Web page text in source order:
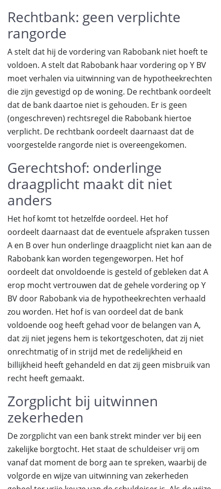
Rechtbank: geen verplichte
rangorde
A stelt dat hij de vordering van Rabobank niet hoeft te
voldoen. A stelt dat Rabobank haar vordering op Y BV
moet verhalen via uitwinning van de hypotheekrechten
die zijn gevestigd op de woning. De rechtbank oordeelt
dat de bank daartoe niet is gehouden. Er is geen
(ongeschreven) rechtsregel die Rabobank hiertoe
verplicht. De rechtbank oordeelt daarnaast dat de
voorgestelde rangorde niet is overeengekomen.
Gerechtshof: onderlinge
draagplicht maakt dit niet
anders
Het hof komt tot hetzelfde oordeel. Het hof
oordeelt daarnaast dat de eventuele afspraken tussen
A en B over hun onderlinge draagplicht niet kan aan de
Rabobank kan worden tegengeworpen. Het hof
oordeelt dat onvoldoende is gesteld of gebleken dat A
erop mocht vertrouwen dat de gehele vordering op Y
BV door Rabobank via de hypotheekrechten verhaald
zou worden. Het hof is van oordeel dat de bank
voldoende oog heeft gehad voor de belangen van A,
dat zij niet jegens hem is tekortgeschoten, dat zij niet
onrechtmatig of in strijd met de redelijkheid en
billijkheid heeft gehandeld en dat zij geen misbruik van
recht heeft gemaakt.
Zorgplicht bij uitwinnen
zekerheden
De zorgplicht van een bank strekt minder ver bij een
zakelijke borgtocht. Het staat de schuldeiser vrij om
vanaf dat moment de borg aan te spreken, waarbij de
volgorde en wijze van uitwinning van zekerheden